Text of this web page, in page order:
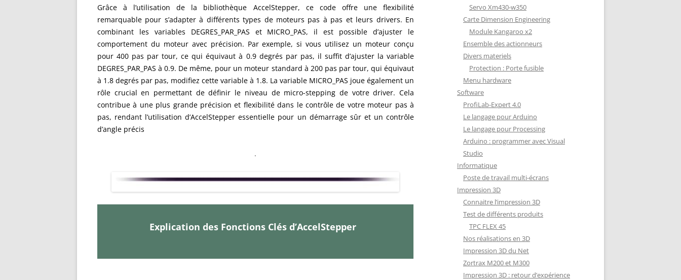
Grâce à l’utilisation de la bibliothèque AccelStepper, ce code offre une flexibilité
remarquable pour s’adapter à différents types de moteurs pas à pas et leurs drivers. En
combinant les variables DEGRES_PAR_PAS et MICRO_PAS, il est possible d’ajuster le
comportement du moteur avec précision. Par exemple, si vous utilisez un moteur conçu
pour 400 pas par tour, ce qui équivaut à 0.9 degrés par pas, il suffit d’ajuster la variable
DEGRES_PAR_PAS à 0.9. De même, pour un moteur standard à 200 pas par tour, qui équivaut
à 1.8 degrés par pas, modifiez cette variable à 1.8. La variable MICRO_PAS joue également un
rôle crucial en permettant de définir le niveau de micro-stepping de votre driver. Cela
contribue à une plus grande précision et flexibilité dans le contrôle de votre moteur pas à
pas, rendant l’utilisation d’AccelStepper essentielle pour un démarrage sûr et un contrôle
d’angle précis
.
Explication des Fonctions Clés d’AccelStepper
Servo Xm430-w350
Carte Dimension Engineering
Module Kangaroo x2
Ensemble des actionneurs
Divers materiels
Protection : Porte fusible
Menu hardware
Software
ProfiLab-Expert 4.0
Le langage pour Arduino
Le langage pour Processing
Arduino : programmer avec Visual
Studio
Informatique
Poste de travail multi-écrans
Impression 3D
Connaitre l’impression 3D
Test de différents produits
TPC FLEX 45
Nos réalisations en 3D
Impression 3D du Net
Zortrax M200 et M300
Impression 3D : retour d’expérience